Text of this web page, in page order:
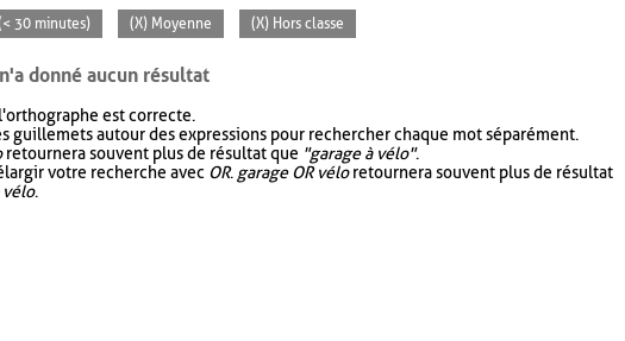
30 minutes) (X) Moyenne (X) Hors classe
donné aucun résultat
est correcte.
guillemets autour des expressions pour rechercher chaque mot séparément.
retournera souvent plus de résultat que "garage à vélo".
votre recherche avec OR. garage OR véloretournera souvent plus de résultat
vélo.